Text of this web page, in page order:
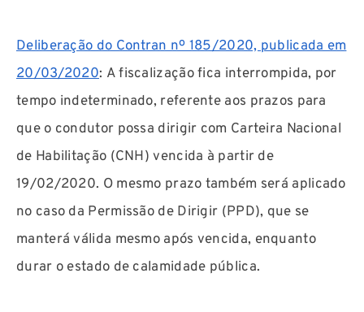
Deliberação do Contran nº 185/2020, publicada em
20/03/2020: A fiscalização fica interrompida, por
tempo indeterminado, referente aos prazos para
que o condutor possa dirigir com Carteira Nacional
de Habilitação (CNH) vencida à partir de
19/02/2020. O mesmo prazo também será aplicado
no caso da Permissão de Dirigir (PPD), que se
manterá válida mesmo após vencida, enquanto
durar o estado de calamidade pública.